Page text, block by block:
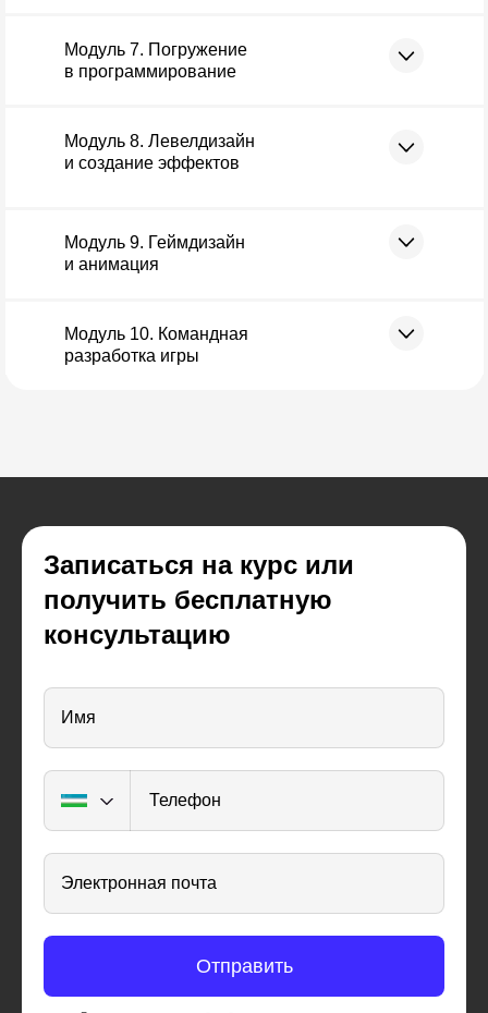
Модуль 7. Погружение
в программирование
Модуль 8. Левелдизайн
и создание эффектов
Модуль 9. Геймдизайн
и анимация
Модуль 10. Командная
разработка игры
Записаться на курс или
получить бесплатную
консультацию
Имя
Телефон
Электронная почта
Отправить